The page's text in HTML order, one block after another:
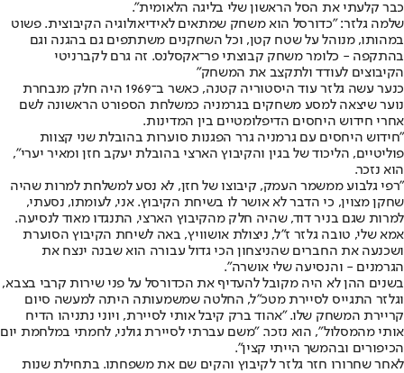
כבר קלעתי את הסל הראשון שלי בליגה הלאומית".
שלמה גלזר: "כדורסל הוא משחק שמתאים לאידיאולוגיה הקיבוצית. פשוט
במהותו, מנוהל על שטח קטן, וכל השחקנים משתתפים גם בהגנה וגם
בהתקפה - כלומר משחק קבוצתי פר־אקסלנס. זה גרם לקברניטי
הקיבוצים לעודד ולתקצב את המשחק"
כנער עשה גלזר עוד היסטוריה קטנה, כאשר ב־1969 היה חלק מנבחרת
נוער שיצאה למסע משחקים בגרמניה כמשלחת הספורט הראשונה לשם
אחרי חידוש היחסים הדיפלומטיים בין המדינות.
"חידוש היחסים עם גרמניה גרר הפגנות סוערות בהובלת שני קצוות
פוליטיים, הליכוד של בגין והקיבוץ הארצי בהובלת יעקב חזן ומאיר יערי",
הוא נזכר.
"רפי גלבוע ממשמר העמק, קיבוצו של חזן, לא נסע למשלחת למרות שהיה
שחקן מצוין, כי הדבר לא אושר לו בשיחת הקיבוץ. אני, לעומתו, נסעתי,
למרות שגם בניר דוד, שהיה חלק מהקיבוץ הארצי, התנגדו מאוד לנסיעה.
אמא שלי, טובה גלזר ז"ל, ניצולת אושוויץ, באה לשיחת הקיבוץ הסוערת
ושכנעה את החברים שהניצחון הכי גדול עבורה הוא שבנה ינצח את
הגרמנים - והנסיעה שלי אושרה".
בשנים ההן לא היה מקובל להעדיף את הכדורסל על פני שירות קרבי בצבא,
וגלזר התגייס לסיירת מטכ"ל, החלטה שמשמעותה היתה למעשה סיום
קריירת המשחק שלו. "אהוד ברק קיבל אותי לסיירת, ויוני נתניהו הדיח
אותי מהמסלול", הוא נזכר. "משם עברתי לסיירת גולני, לחמתי במלחמת יום
הכיפורים ובהמשך הייתי קצין".
לאחר שחרורו חזר גלזר לקיבוץ והקים שם את משפחתו. בתחילת שנות